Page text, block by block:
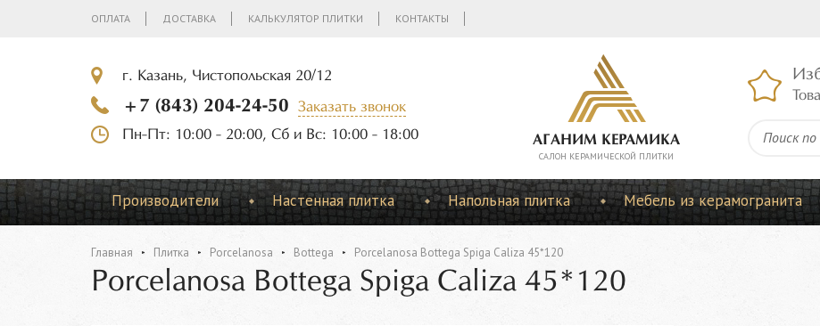
ОПЛАТА ДОСТАВКА КАЛЬКУЛЯТОР ПЛИТКИ КОНТАКТЫ
г. Казань, Чистопольская 20/12
+7 (843) 204-24-50
Заказать звонок
Пн-Пт: 10:00 - 20:00, Сб и Вс: 10:00 - 18:00
АГАНИМ КЕРАМИКА
CАЛОН КЕРАМИЧЕСКОЙ ПЛИТКИ
Производители Настенная плитка Напольная плитка Мебель из керамогранита
Главная Плитка Porcelanosa Bottega Porcelanosa Bottega Spiga Caliza 45*120
Porcelanosa Bottega Spiga Caliza 45*120